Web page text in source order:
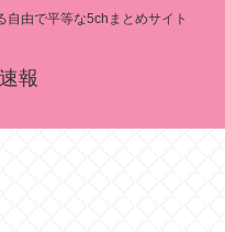
由で平等な5chまとめサイト
報